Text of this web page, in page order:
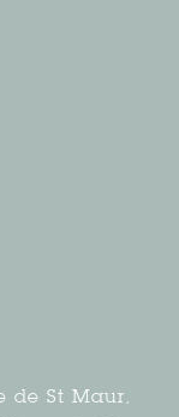
de St Maur,